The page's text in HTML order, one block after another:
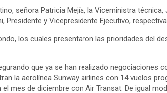
señora Patricia Mejía, la Viceministra técnica,
Presidente y Vicepresidente Ejecutivo,
los cuales presentaron las prioridades del
que ya se han realizado negociaciones
la aerolínea Sunway airlines con 14 vuelos
mes de diciembre con Air Transat. De igual